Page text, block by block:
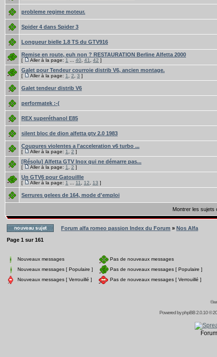
probleme regime moteur.
Spider 4 dans Spider 3
Longueur bielle 1.8 TS du GTV916
Remise en route, euh non ? RESTAURATION Berline Alfetta 2000
[ Aller à la page: 1 40 41 42 ]
Galet pour Tendeur courroie distrib V6, ancien montage.
[ Aller à la page: 1 2 3 ]
Galet tendeur distrib V6
performatek :-(
REX superéthanol E85
silent bloc de dion alfetta gtv 2.0 1983
Coupures violentes a l'acceleration v6 turbo ...
[ Aller à la page: 1 2 ]
[Résolu] Alfetta GTV Inox qui ne démarre pas...
[ Aller à la page: 1 2 ]
Un GTV6 pour Gatouillle
[ Aller à la page: 1 11 12 13 ]
Serrures gelees de 164, mode d'emploi
Montrer les sujets
Forum alfa romeo passion Index du Forum » Nos Alfa
Page 1 sur 161
Nouveaux messages
Pas de nouveaux messages
Nouveaux messages [ Populaire ]
Pas de nouveaux messages [ Populaire ]
Nouveaux messages [ Verrouillé ]
Pas de nouveaux messages [ Verrouillé ]
Powered byphpBB2.0.10 ©